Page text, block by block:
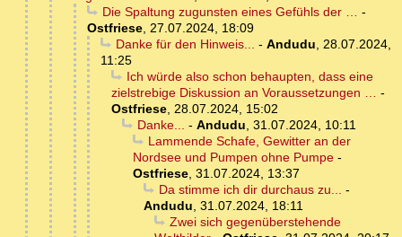
Die Spaltung zugunsten eines Gefühls der … -
Ostfriese, 27.07.2024, 18:09
Danke für den Hinweis... - Andudu, 28.07.2024,
11:25
Ich würde also schon behaupten, dass eine
zielstrebige Diskussion an Voraussetzungen … -
Ostfriese, 28.07.2024, 15:02
Danke... - Andudu, 31.07.2024, 10:11
Lammende Schafe, Gewitter an der
Nordsee und Pumpen ohne Pumpe -
Ostfriese, 31.07.2024, 13:37
Da stimme ich dir durchaus zu... -
Andudu, 31.07.2024, 18:11
Zwei sich gegenüberstehende